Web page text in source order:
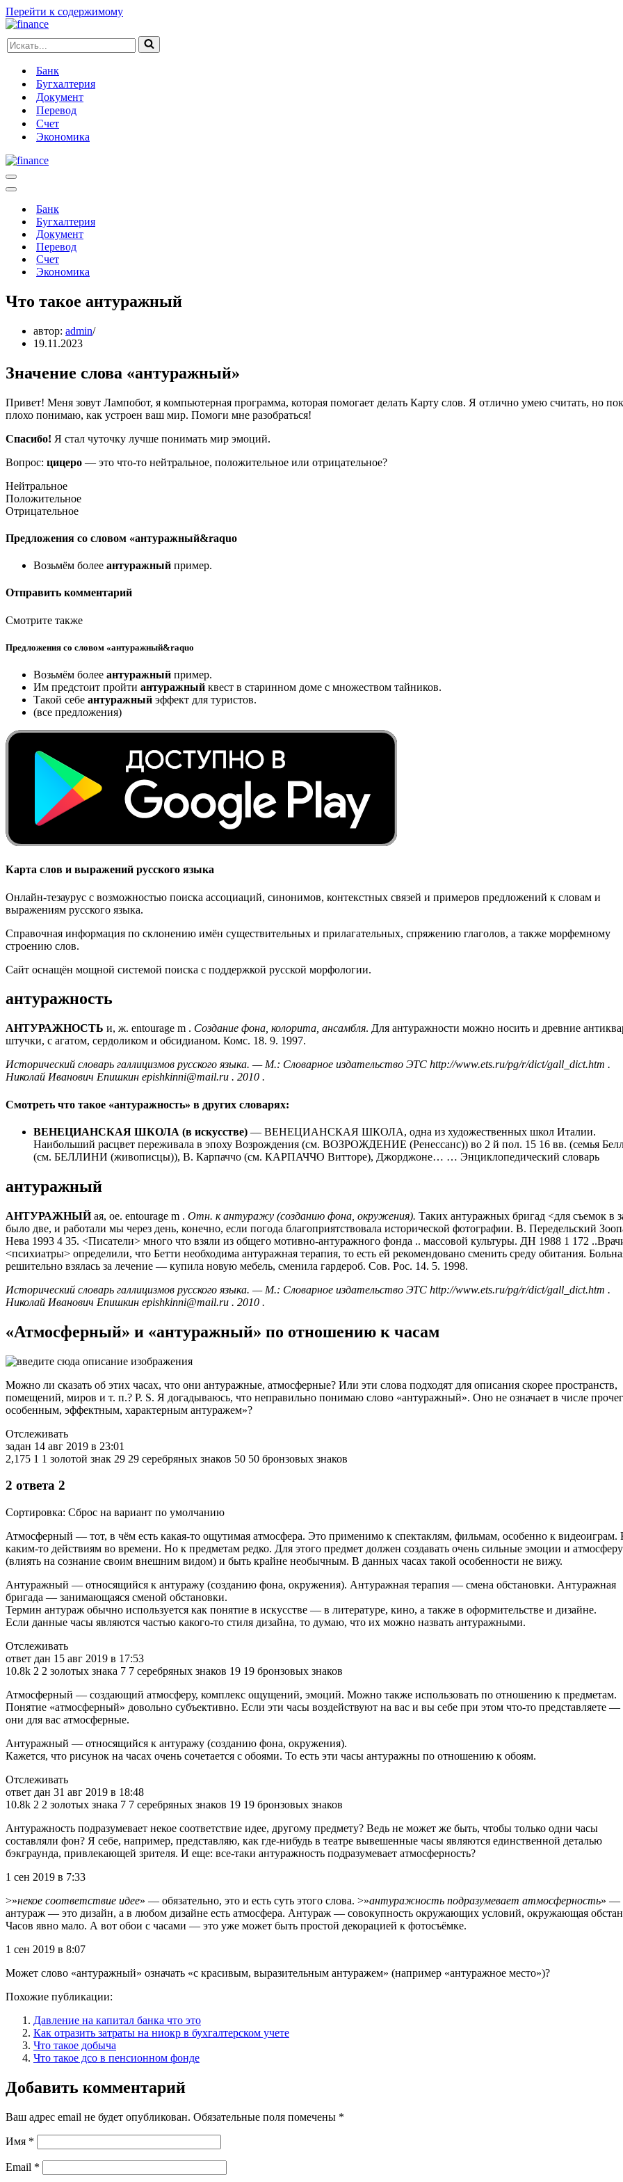
Перейти к содержимому
Искать...
Банк
Бугхалтерия
Документ
Перевод
Счет
Экономика
Меню
навигации
Меню
навигацииБанк
Бугхалтерия
Документ
Перевод
Счет
Экономика
Что такое антуражный
автор: admin
19.11.2023
Значение слова «антуражный»
Привет! Меня зовут Лампобот, я компьютерная программа, которая помогает делать Карту слов. Я отлично умею считать, но
плохо понимаю, как устроен ваш мир. Помоги мне разобраться!
Спасибо! Я стал чуточку лучше понимать мир эмоций.
Вопрос: цицеро — это что-то нейтральное, положительное или отрицательное?
Нейтральное
Положительное
Отрицательное
Предложения со словом «антуражный&raquo
Возьмём более антуражный пример.
Отправить комментарий
Смотрите также
Предложения со словом «антуражный&raquo
Возьмём более антуражный пример.
Им предстоит пройти антуражный квест в старинном доме с множеством тайников.
Такой себе антуражный эффект для туристов.
(все предложения)
Карта слов и выражений русского языка
Онлайн-тезаурус с возможностью поиска ассоциаций, синонимов, контекстных связей и примеров предложений к словам и
выражениям русского языка.
Справочная информация по склонению имён существительных и прилагательных, спряжению глаголов, а также морфемному
строению слов.
Сайт оснащён мощной системой поиска с поддержкой русской морфологии.
антуражность
АНТУРАЖНОСТЬ и, ж. entourage m . Создание фона, колорита, ансамбля. Для антуражности можно носить и древние
штучки, с агатом, сердоликом и обсидианом. Комс. 18. 9. 1997.
Исторический словарь галлицизмов русского языка. — М.: Словарное издательство ЭТС http://www.ets.ru/pg/r/dict/gall_dict.htm .
Николай Иванович Епишкин epishkinni@mail.ru . 2010 .
Смотреть что такое «антуражность» в других словарях:
ВЕНЕЦИАНСКАЯ ШКОЛА (в искусстве) — ВЕНЕЦИАНСКАЯ ШКОЛА, одна из художественных школ Италии.
Наибольший расцвет переживала в эпоху Возрождения (см. ВОЗРОЖДЕНИЕ (Ренессанс)) во 2 й пол. 15 16 вв. (семья
(см. БЕЛЛИНИ (живописцы)), В. Карпаччо (см. КАРПАЧЧО Витторе), Джорджоне… … Энциклопедический словарь
антуражный
АНТУРАЖНЫЙая, ое. entourage m . Отн. к антуражу (созданию фона, окружения). Таких антуражных бригад <для съемок в
было две, и работали мы через день, конечно, если погода благоприятствовала исторической фотографии. В. Передельский
Нева 1993 4 35. <Писатели> много что взяли из общего мотивно-антуражного фонда .. массовой культуры. ДН 1988 1 172
<психиатры> определили, что Бетти необходима антуражная терапия, то есть ей рекомендовано сменить среду обитания.
решительно взялась за лечение — купила новую мебель, сменила гардероб. Сов. Рос. 14. 5. 1998.
Исторический словарь галлицизмов русского языка. — М.: Словарное издательство ЭТС http://www.ets.ru/pg/r/dict/gall_dict.htm .
Николай Иванович Епишкин epishkinni@mail.ru . 2010 .
«Атмосферный» и «антуражный» по отношению к часам
Можно ли сказать об этих часах, что они антуражные, атмосферные? Или эти слова подходят для описания скорее пространств,
помещений, миров и т. п.? P. S. Я догадываюсь, что неправильно понимаю слово «антуражный». Оно не означает в числе
особенным, эффектным, характерным антуражем»?
Отслеживать
задан 14 авг 2019 в 23:01
2,175 1 1 золотой знак 29 29 серебряных знаков 50 50 бронзовых знаков
2 ответа 2
Сортировка: Сброс на вариант по умолчанию
Атмосферный — тот, в чём есть какая-то ощутимая атмосфера. Это применимо к спектаклям, фильмам, особенно к видеоиграм.
каким-то действиям во времени. Но к предметам редко. Для этого предмет должен создавать очень сильные эмоции и атмосферу
(влиять на сознание своим внешним видом) и быть крайне необычным. В данных часах такой особенности не вижу.
Антуражный — относящийся к антуражу (созданию фона, окружения). Антуражная терапия — смена обстановки. Антуражная
бригада — занимающаяся сменой обстановки.
Термин антураж обычно используется как понятие в искусстве — в литературе, кино, а также в оформительстве и дизайне.
Если данные часы являются частью какого-то стиля дизайна, то думаю, что их можно назвать антуражными.
Отслеживать
ответ дан 15 авг 2019 в 17:53
10.8k 2 2 золотых знака 7 7 серебряных знаков 19 19 бронзовых знаков
Атмосферный — создающий атмосферу, комплекс ощущений, эмоций. Можно также использовать по отношению к предметам.
Понятие «атмосферный» довольно субъективно. Если эти часы воздействуют на вас и вы себе при этом что-то представляете —
они для вас атмосферные.
Антуражный — относящийся к антуражу (созданию фона, окружения).
Кажется, что рисунок на часах очень сочетается с обоями. То есть эти часы антуражны по отношению к обоям.
Отслеживать
ответ дан 31 авг 2019 в 18:48
10.8k 2 2 золотых знака 7 7 серебряных знаков 19 19 бронзовых знаков
Антуражность подразумевает некое соответствие идее, другому предмету? Ведь не может же быть, чтобы только одни часы
составляли фон? Я себе, например, представляю, как где-нибудь в театре вывешенные часы являются единственной деталью
бэкграунда, привлекающей зрителя. И еще: все-таки антуражность подразумевает атмосферность?
1 сен 2019 в 7:33
>»некое соответствие идее» — обязательно, это и есть суть этого слова. >»антуражность подразумевает атмосферность» —
антураж — это дизайн, а в любом дизайне есть атмосфера. Антураж — совокупность окружающих условий, окружающая
Часов явно мало. А вот обои с часами — это уже может быть простой декорацией к фотосъёмке.
1 сен 2019 в 8:07
Может слово «антуражный» означать «с красивым, выразительным антуражем» (например «антуражное место»)?
Похожие публикации:
Давление на капитал банка что это
Как отразить затраты на ниокр в бухгалтерском учете
Что такое добыча
Что такое дсо в пенсионном фонде
Добавить комментарий
Ваш адрес email не будет опубликован. Обязательные поля помечены *
Имя *
Email *